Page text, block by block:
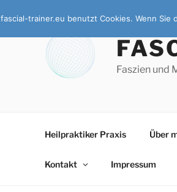
Faszien und
Heilpraktiker Praxis Über
Kontakt Impressum
fascial-trainer.eu benutzt Cookies. Wenn